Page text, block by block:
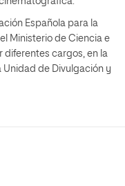
Española para la
Ministerio de Ciencia e
diferentes cargos, en la
de Divulgación y